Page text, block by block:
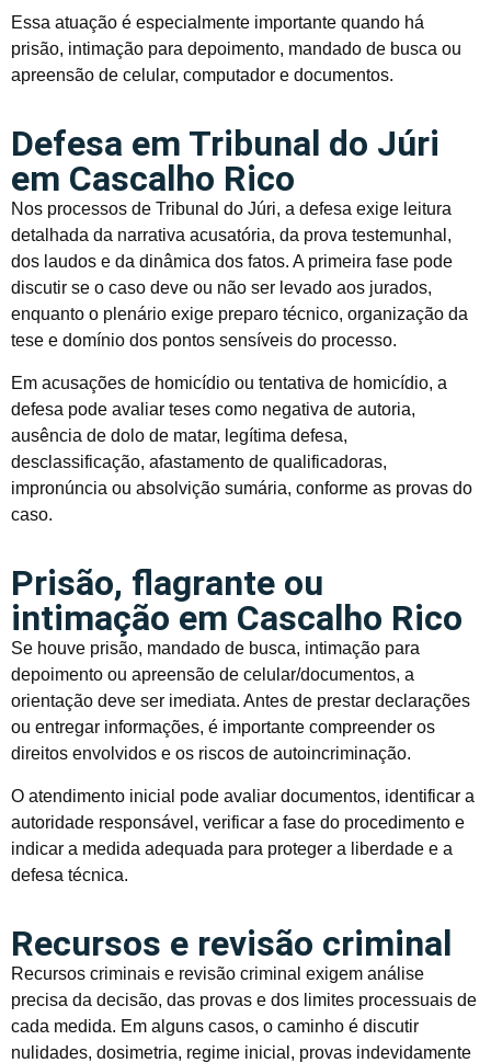
Essa atuação é especialmente importante quando há
prisão, intimação para depoimento, mandado de busca ou
apreensão de celular, computador e documentos.
Defesa em Tribunal do Júri
em Cascalho Rico
Nos processos de Tribunal do Júri, a defesa exige leitura
detalhada da narrativa acusatória, da prova testemunhal,
dos laudos e da dinâmica dos fatos. A primeira fase pode
discutir se o caso deve ou não ser levado aos jurados,
enquanto o plenário exige preparo técnico, organização da
tese e domínio dos pontos sensíveis do processo.
Em acusações de homicídio ou tentativa de homicídio, a
defesa pode avaliar teses como negativa de autoria,
ausência de dolo de matar, legítima defesa,
desclassificação, afastamento de qualificadoras,
impronúncia ou absolvição sumária, conforme as provas do
caso.
Prisão, flagrante ou
intimação em Cascalho Rico
Se houve prisão, mandado de busca, intimação para
depoimento ou apreensão de celular/documentos, a
orientação deve ser imediata. Antes de prestar declarações
ou entregar informações, é importante compreender os
direitos envolvidos e os riscos de autoincriminação.
O atendimento inicial pode avaliar documentos, identificar a
autoridade responsável, verificar a fase do procedimento e
indicar a medida adequada para proteger a liberdade e a
defesa técnica.
Recursos e revisão criminal
Recursos criminais e revisão criminal exigem análise
precisa da decisão, das provas e dos limites processuais de
cada medida. Em alguns casos, o caminho é discutir
nulidades, dosimetria, regime inicial, provas indevidamente